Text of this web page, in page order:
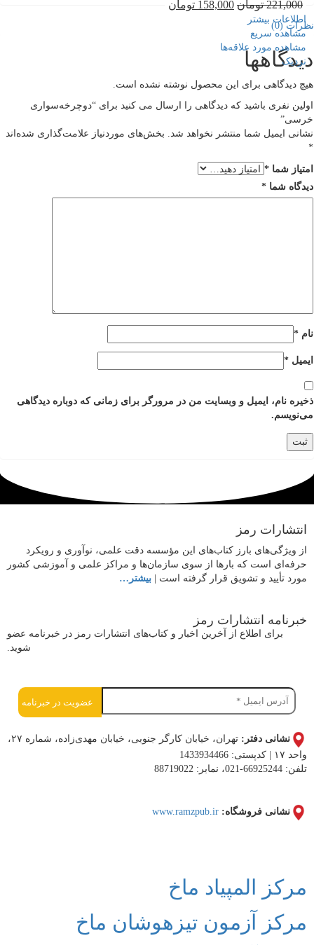
221,000 تومان 158,000 تومان
اطلاعات بیشتر
مشاهده سریع
مشاهده مورد علاقه‌ها
نزدیک
نظرات (0)
دیدگاهها
هیچ دیدگاهی برای این محصول نوشته نشده است.
اولین نفری باشید که دیدگاهی را ارسال می کنید برای “دوچرخه‌سواری
خرسی”
نشانی ایمیل شما منتشر نخواهد شد. بخش‌های موردنیاز علامت‌گذاری شده‌اند
*
امتیاز شما *
دیدگاه شما *
نام *
ایمیل *
ذخیره نام، ایمیل و وبسایت من در مرورگر برای زمانی که دوباره دیدگاهی
می‌نویسم.
انتشارات رمز
از ویژگی‌های بارز کتاب‌های این مؤسسه دقت علمی، نوآوری و رویکرد
حرفه‌ای است که بارها از سوی سازمان‌ها و مراکز علمی و آموزشی کشور
مورد تأیید و تشویق قرار گرفته است | بیشتر…
خبرنامه انتشارات رمز
برای اطلاع از آخرین اخبار و کتاب‌های انتشارات رمز در خبرنامه عضو
شوید.
نشانی دفتر:
تهران، خیابان کارگر جنوبی، خیابان مهدی‌زاده، شماره ۲۷،
واحد ۱۷ | کدپستی: 1433934466
تلفن: 66925244-021، نمابر: 88719022
نشانی فروشگاه: www.ramzpub.ir
مرکز المپیاد ماخ
مرکز آزمون تیزهوشان ماخ